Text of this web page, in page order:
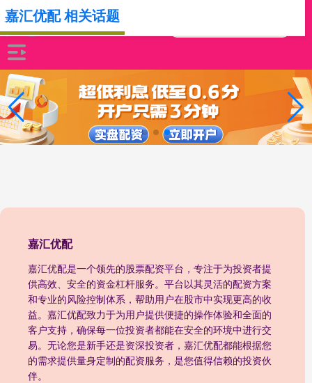
嘉汇优配
嘉汇优配是一个领先的股票配资平台，专注于为投资者提
供高效、安全的资金杠杆服务。平台以其灵活的配资方案
和专业的风险控制体系，帮助用户在股市中实现更高的收
益。嘉汇优配致力于为用户提供便捷的操作体验和全面的
客户支持，确保每一位投资者都能在安全的环境中进行交
易。无论您是新手还是资深投资者，嘉汇优配都能根据您
的需求提供量身定制的配资服务，是您值得信赖的投资伙
伴。
嘉汇优配 相关话题